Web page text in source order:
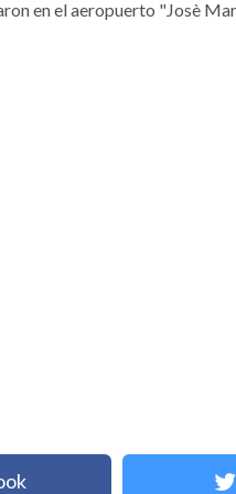
en el aeropuerto "Josè